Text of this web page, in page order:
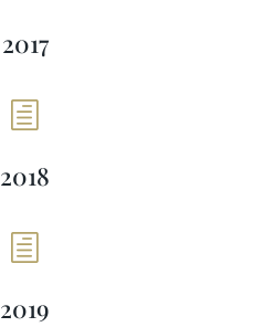
2017
h
2018
h
2019